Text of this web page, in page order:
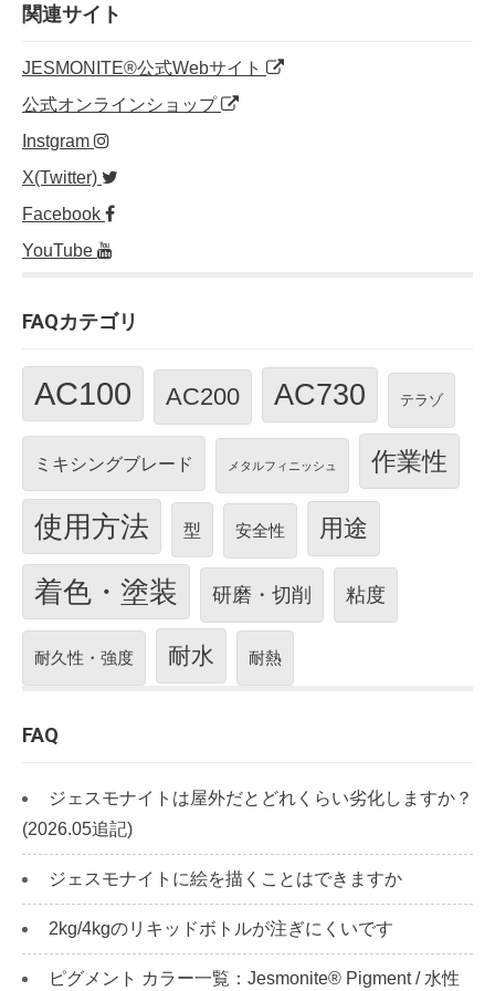
o
o
k
関連サイト
JESMONITE®公式Webサイト
公式オンラインショップ
Instgram
X(Twitter)
Facebook
YouTube
FAQカテゴリ
AC100 AC200 AC730 テラゾ
ミキシングブレード メタルフィニッシュ 作業性
使用方法 型 安全性 用途
着色・塗装 研磨・切削 粘度
耐久性・強度 耐水 耐熱
FAQ
ジェスモナイトは屋外だとどれくらい劣化しますか？
(2026.05追記)
ジェスモナイトに絵を描くことはできますか
2kg/4kgのリキッドボトルが注ぎにくいです
ピグメント カラー一覧：Jesmonite® Pigment / 水性